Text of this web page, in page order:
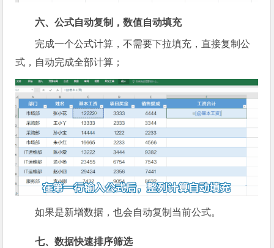
六、公式自动复制，数值自动填充
完成一个公式计算，不需要下拉填充，直接复制公
式，自动完成全部计算；
如果是新增数据，也会自动复制当前公式。
七、数据快速排序筛选